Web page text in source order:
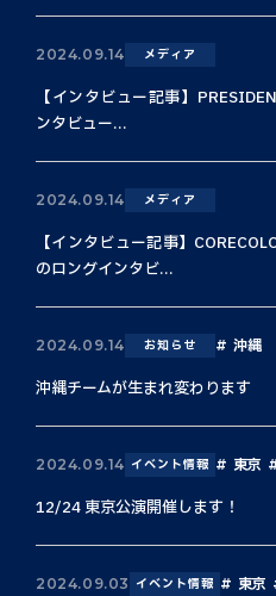
2024.09.14 メディア
【インタビュー記事】
ンタビュー...
2024.09.14 メディア
【インタビュー記事】
のロングインタビ...
2024.09.14 お知らせ 沖縄
沖縄チームが生まれ変わります
2024.09.14 イベント情報 東京
12/24 東京公演開催します！
2024.09.03 イベント情報 東京